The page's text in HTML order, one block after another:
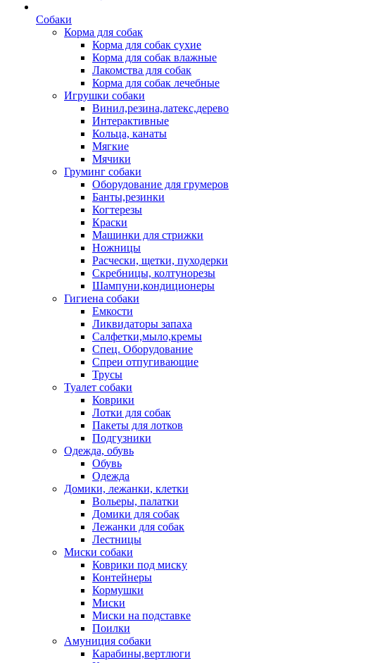
Собаки
Корма для собак
Корма для собак сухие
Корма для собак влажные
Лакомства для собак
Корма для собак лечебные
Игрушки собаки
Винил,резина,латекс,дерево
Интерактивные
Кольца, канаты
Мягкие
Мячики
Груминг собаки
Оборудование для грумеров
Банты,резинки
Когтерезы
Краски
Машинки для стрижки
Ножницы
Расчески, щетки, пуходерки
Скребницы, колтунорезы
Шампуни,кондиционеры
Гигиена собаки
Емкости
Ликвидаторы запаха
Салфетки,мыло,кремы
Спец. Оборудование
Спреи отпугивающие
Трусы
Туалет собаки
Коврики
Лотки для собак
Пакеты для лотков
Подгузники
Одежда, обувь
Обувь
Одежда
Домики, лежанки, клетки
Вольеры, палатки
Домики для собак
Лежанки для собак
Лестницы
Миски собаки
Коврики под миску
Контейнеры
Кормушки
Миски
Миски на подставке
Поилки
Амуниция собаки
Карабины,вертлюги